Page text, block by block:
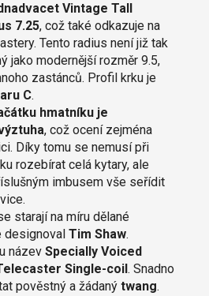
Vintage Tall
7.25, což také odkazuje na
Tento radius není již tak
jako modernější rozměr 9.5,
zastánců. Profil krku je
C.
hmatníku je
, což ocení zejména
Díky tomu se nemusí při
rozebírat celá kytary, ale
imbusem vše seřídit
starají na míru dělané
designoval Tim Shaw.
název Specially Voiced
Single-coil . Snadno
pověstný a žádaný twang.